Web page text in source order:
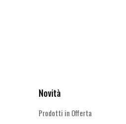
Novità
Prodotti in Offerta